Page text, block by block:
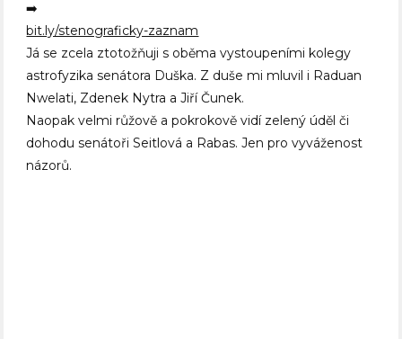
bit.ly/stenograficky-zaznam
Já se zcela ztotožňuji s oběma vystoupeními kolegy
astrofyzika senátora Duška. Z duše mi mluvil i Raduan
Nwelati, Zdenek Nytra a Jiří Čunek.
Naopak velmi růžově a pokrokově vidí zelený úděl či
dohodu senátoři Seitlová a Rabas. Jen pro vyváženost
názorů.